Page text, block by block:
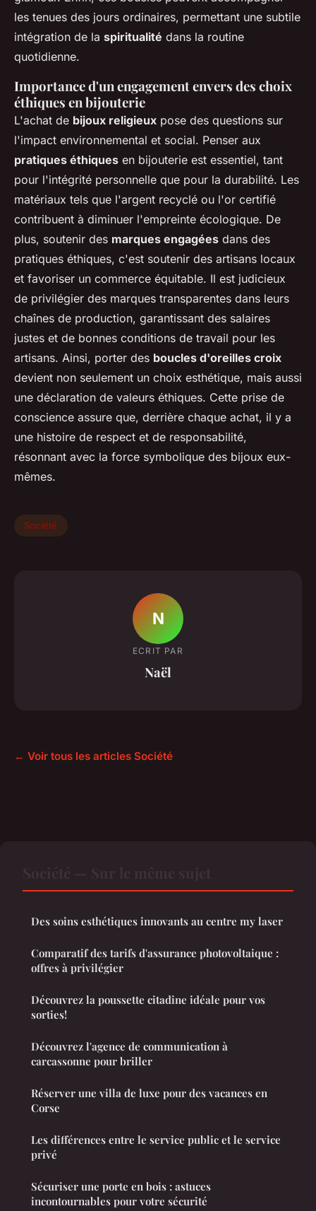
les tenues des jours ordinaires, permettant une subtile
intégration de la spiritualité dans la routine
quotidienne.
Importance d'un engagement envers des choix
éthiques en bijouterie
L'achat de bijoux religieux pose des questions sur
l'impact environnemental et social. Penser aux
pratiques éthiques en bijouterie est essentiel, tant
pour l'intégrité personnelle que pour la durabilité. Les
matériaux tels que l'argent recyclé ou l'or certifié
contribuent à diminuer l'empreinte écologique. De
plus, soutenir des marques engagées dans des
pratiques éthiques, c'est soutenir des artisans locaux
et favoriser un commerce équitable. Il est judicieux
de privilégier des marques transparentes dans leurs
chaînes de production, garantissant des salaires
justes et de bonnes conditions de travail pour les
artisans. Ainsi, porter des boucles d'oreilles croix
devient non seulement un choix esthétique, mais aussi
une déclaration de valeurs éthiques. Cette prise de
conscience assure que, derrière chaque achat, il y a
une histoire de respect et de responsabilité,
résonnant avec la force symbolique des bijoux eux-
mêmes.
Société
N
ECRIT PAR
Naël
← Voir tous les articles Société
Des soins esthétiques innovants au centre my laser
Comparatif des tarifs d'assurance photovoltaique :
offres à privilégier
Découvrez la poussette citadine idéale pour vos
sorties!
Découvrez l'agence de communication à
carcassonne pour briller
Réserver une villa de luxe pour des vacances en
Corse
Les différences entre le service public et le service
privé
Sécuriser une porte en bois : astuces
incontournables pour votre sécurité